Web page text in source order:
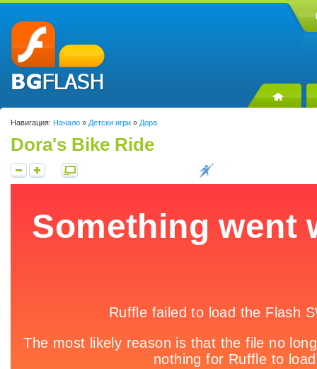
Навигация: Начало » Детски игри » Дора
Dora's Bike Ride